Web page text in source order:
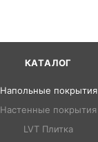
КАТАЛОГ
Напольные покрытия
Настенные покрытия
LVT Плитка